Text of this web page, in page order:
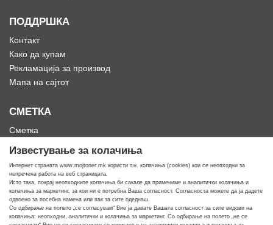
Известување за колачиња
Интернет страната www.mojtoner.mk користи т.н. колачиња (cookies) кои се неопходни за
непречена работа на веб страницата.
Исто така, покрај неопходните колачиња би сакале да примениме и аналитички колачиња и
колачиња за маркетинг, за кои ни е потребна Ваша согласност. Согласноста можете да ја дадете
одвоено за посебна намена или пак за сите одеднаш.
Со одбирање на полето „се согласувам“ Вие ја давате Вашата согласност за сите видови на
колачиња: неопходни, аналитички и колачиња за маркетинг. Со одбирање на полето „не се
ПОДДРШКА
Контакт
Како да купам
Рекламација за производ
Мапа на сајтот
СМЕТКА
Сметка
Омилени
Кога ти треба тонер